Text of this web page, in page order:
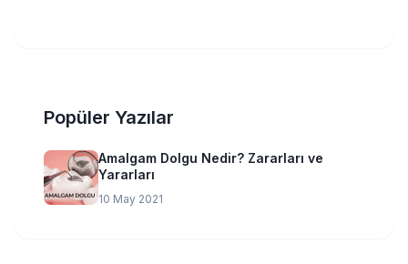
Popüler Yazılar
Amalgam Dolgu Nedir? Zararları ve
Yararları
10 May 2021